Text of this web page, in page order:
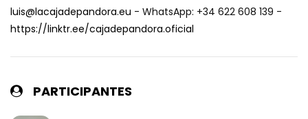
TERAPIA EN VIVO PARA ELIMINAR LA
ANSIEDAD con Isabela Delcourt
CAJADEPANDORA
PORTALES ORGÁNICOS, OTRA FORMA DE
luis@lacajadepandora.eu - WhatsApp: +34 622 608 139 -
https://linktr.ee/cajadepandora.oficial